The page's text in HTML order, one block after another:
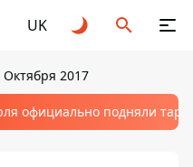
UK
Октября 2017
официально подняли